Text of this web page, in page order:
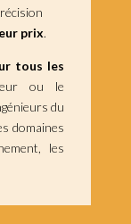
prix.
tous les
ou le
du
domaines
les